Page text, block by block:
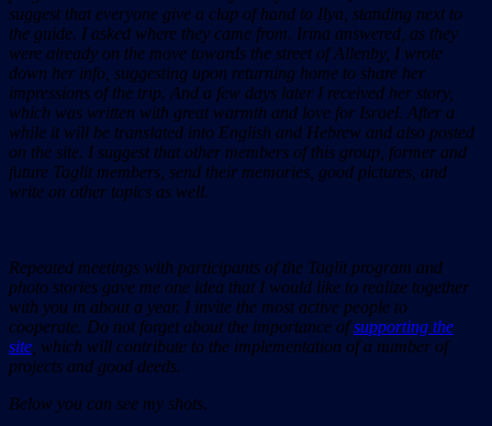
suggest that everyone give a clap of hand to Ilya, standing next to
the guide. I asked where they came from. Irina answered, as they
were already on the move towards the street of Allenby, I wrote
down her info, suggesting upon returning home to share her
impressions of the trip. And a few days later I received her story,
which was written with great warmth and love for Israel. After a
while it will be translated into English and Hebrew and also posted
on the site. I suggest that other members of this group, former and
future Taglit members, send their memories, good pictures, and
write on other topics as well.
Repeated meetings with participants of the Taglit program and
photo stories gave me one idea that I would like to realize together
with you in about a year. I invite the most active people to
cooperate. Do not forget about the importance ofsupporting the
site , which will contribute to the implementation of a number of
projects and good deeds.
Below you can see my shots.